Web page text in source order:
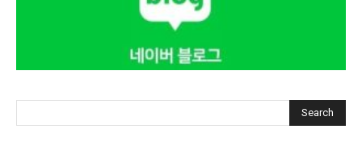
Search